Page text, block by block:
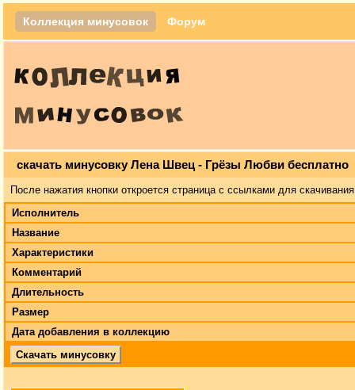
Коллекция минусовок Форум
скачать минусовку Лена Швец - Грёзы Любви бесплатно
После нажатия кнопки откроется страница с ссылками для
Исполнитель
Название
Характеристики
Комментарий
Длительность
Размер
Дата добавления в коллекцию
Скачать минусовку